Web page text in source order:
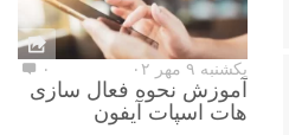
یکشنبه ۹ مهر ۰۲ ۰
آموزش نحوه فعال سازی
هات اسپات آیفون